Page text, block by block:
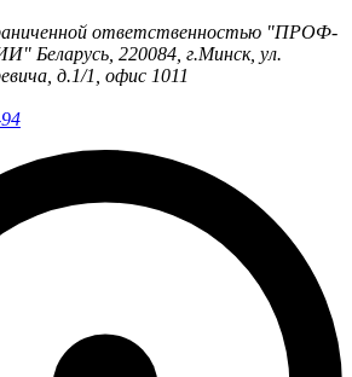
ответственностью "ПРОФ-
220084, г.Минск, ул.
д.1/1, офис 1011